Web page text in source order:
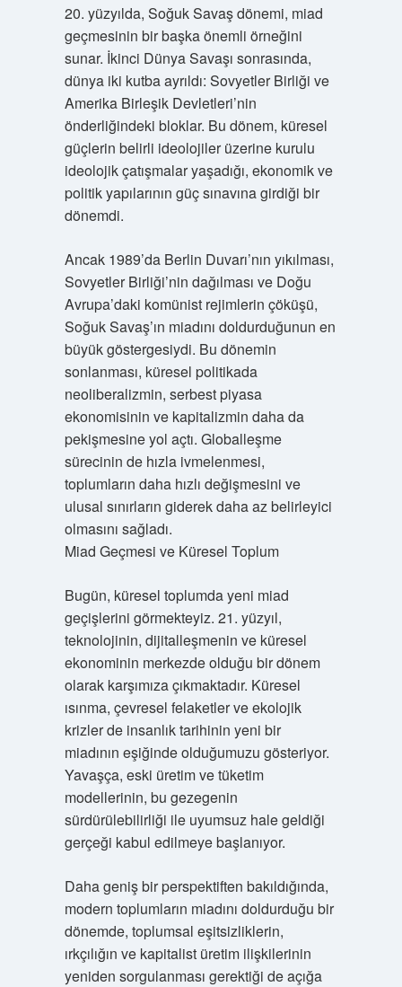
20. yüzyılda, Soğuk Savaş dönemi, miad
geçmesinin bir başka önemli örneğini
sunar. İkinci Dünya Savaşı sonrasında,
dünya iki kutba ayrıldı: Sovyetler Birliği ve
Amerika Birleşik Devletleri’nin
önderliğindeki bloklar. Bu dönem, küresel
güçlerin belirli ideolojiler üzerine kurulu
ideolojik çatışmalar yaşadığı, ekonomik ve
politik yapılarının güç sınavına girdiği bir
dönemdi.
Ancak 1989’da Berlin Duvarı’nın yıkılması,
Sovyetler Birliği’nin dağılması ve Doğu
Avrupa’daki komünist rejimlerin çöküşü,
Soğuk Savaş’ın miadını doldurduğunun en
büyük göstergesiydi. Bu dönemin
sonlanması, küresel politikada
neoliberalizmin, serbest piyasa
ekonomisinin ve kapitalizmin daha da
pekişmesine yol açtı. Globalleşme
sürecinin de hızla ivmelenmesi,
toplumların daha hızlı değişmesini ve
ulusal sınırların giderek daha az belirleyici
olmasını sağladı.
Miad Geçmesi ve Küresel Toplum
Bugün, küresel toplumda yeni miad
geçişlerini görmekteyiz. 21. yüzyıl,
teknolojinin, dijitalleşmenin ve küresel
ekonominin merkezde olduğu bir dönem
olarak karşımıza çıkmaktadır. Küresel
ısınma, çevresel felaketler ve ekolojik
krizler de insanlık tarihinin yeni bir
miadının eşiğinde olduğumuzu gösteriyor.
Yavaşça, eski üretim ve tüketim
modellerinin, bu gezegenin
sürdürülebilirliği ile uyumsuz hale geldiği
gerçeği kabul edilmeye başlanıyor.
Daha geniş bir perspektiften bakıldığında,
modern toplumların miadını doldurduğu bir
dönemde, toplumsal eşitsizliklerin,
ırkçılığın ve kapitalist üretim ilişkilerinin
yeniden sorgulanması gerektiği de açığa